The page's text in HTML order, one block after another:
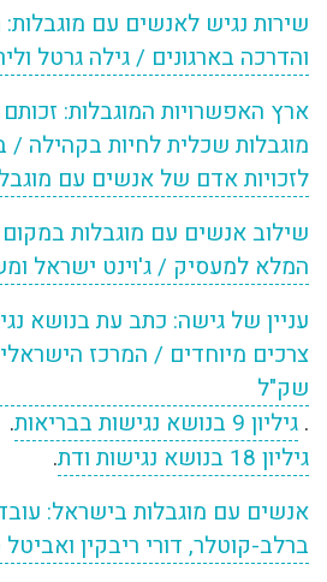
שירות נגיש לאנשים עם
והדרכה בארגונים / גילה גרטל
ארץ האפשרויות המוגבלות:
מוגבלות שכלית לחיות בקהילה /
לזכויות אדם של אנשים עם
שילוב אנשים עם מוגבלות
המלא למעסיק / ג'וינט ישראל
עניין של גישה: כתב עת בנושא
צרכים מיוחדים / המרכז
שק"ל
. גיליון 9 בנושא נגישות בבריאות
.
גיליון 18 בנושא נגישות ודת
.
אנשים עם מוגבלות בישראל:
ברלב-קוטלר, דורי ריבקין